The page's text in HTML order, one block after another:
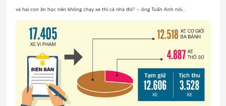
và hai con ăn học nên không chạy xe thì cả nhà đói” – ông Tuấn Anh nói…